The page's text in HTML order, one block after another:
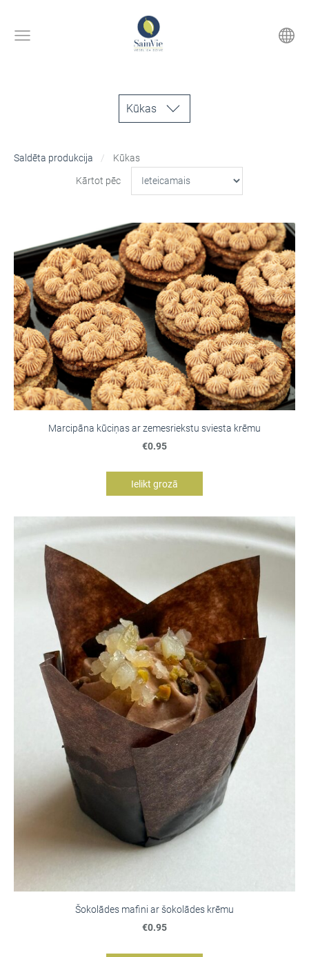
Kūkas
Saldēta produkcija
Kūkas
Kārtot pēc
Marcipāna kūciņas ar zemesriekstu sviesta krēmu
€0.95
Ielikt grozā
Šokolādes mafini ar šokolādes krēmu
€0.95